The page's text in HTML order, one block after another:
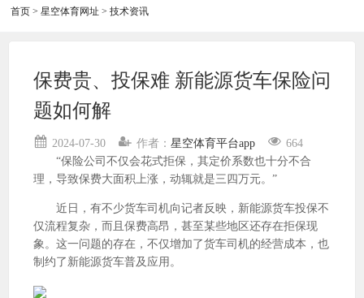
首页 >星空体育网址 >技术资讯
保费贵、投保难 新能源货车保险问
题如何解
2024-07-30 作者： 星空体育平台app
664
“保险公司不仅会花式拒保，其定价系数也十分不合
理，导致保费大面积上涨，动辄就是三四万元。”
近日，有不少货车司机向记者反映，新能源货车投保不
仅流程复杂，而且保费高昂，甚至某些地区还存在拒保现
象。这一问题的存在，不仅增加了货车司机的经营成本，也
制约了新能源货车普及应用。